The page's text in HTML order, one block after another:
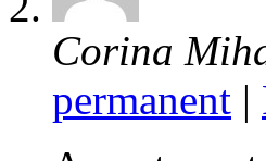
Corina
permanent |